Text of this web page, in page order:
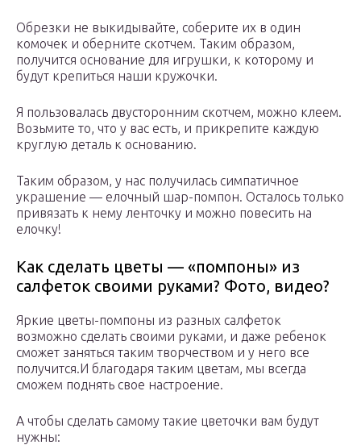
Обрезки не выкидывайте, соберите их в один
комочек и оберните скотчем. Таким образом,
получится основание для игрушки, к которому и
будут крепиться наши кружочки.
Я пользовалась двусторонним скотчем, можно клеем.
Возьмите то, что у вас есть, и прикрепите каждую
круглую деталь к основанию.
Таким образом, у нас получилась симпатичное
украшение — елочный шар-помпон. Осталось только
привязать к нему ленточку и можно повесить на
елочку!
Как сделать цветы — «помпоны» из
салфеток своими руками? Фото, видео?
Яркие цветы-помпоны из разных салфеток
возможно сделать своими руками, и даже ребенок
сможет заняться таким творчеством и у него все
получится.И благодаря таким цветам, мы всегда
сможем поднять свое настроение.
А чтобы сделать самому такие цветочки вам будут
нужны: